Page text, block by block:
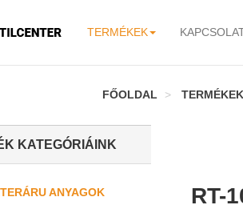
TERMÉKEK
FŐOLDAL TERMÉKEK
RT-
KATEGÓRIÁINK
ANYAGOK